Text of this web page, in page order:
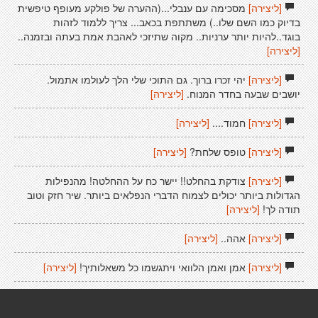
[ליצירה]מסכימה עם ענבלי...(ההערה של פולקע מעופף טיפשית
בדיוק כמו השם שלו..) משתתפת בכאב... צריך ללמוד לזהות
בוגד..להיות יותר ערניות.. מקוה שתיזכי לאהבת אמת בעתה ובזמנה..
[ליצירה]
[ליצירה]יהי זכרו ברוך. גם התוכי שלי הלך לעולמו אתמול.
יושבים שבעה בחדר המנוח. [ליצירה]
[ליצירה]חמוד.... [ליצירה]
[ליצירה]טופס שלחת?[ליצירה]
[ליצירה]צודקת בהחלט!! יישר כח על ההחלטה! מהנפילות
הגדולות ביותר יכולים לצמוח הדברי הנפלאים ביותר. שיר חזק וטוב
תודה לך! [ליצירה]
[ליצירה]אהה..[ליצירה]
[ליצירה]אמן ואמן הלוואי ויתגשמו כל משאלותיך! [ליצירה]